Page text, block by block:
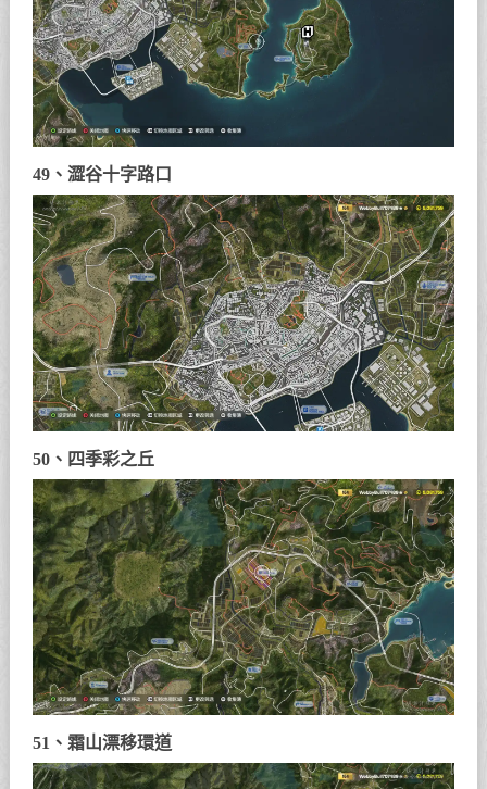
49、澀谷十字路口
50、四季彩之丘
51、霜山漂移環道